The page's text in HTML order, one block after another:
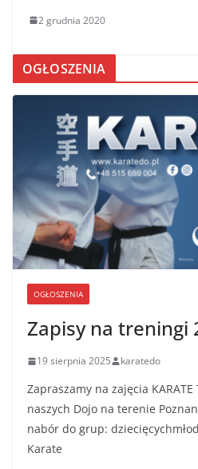
2 grudnia 2020
OGŁOSZENIA
OGŁOSZENIA
Zapisy na treningi
19 sierpnia 2025 karatedo
Zapraszamy na zajęcia KARATE
naszych Dojo na terenie
nabór do grup:
Karate